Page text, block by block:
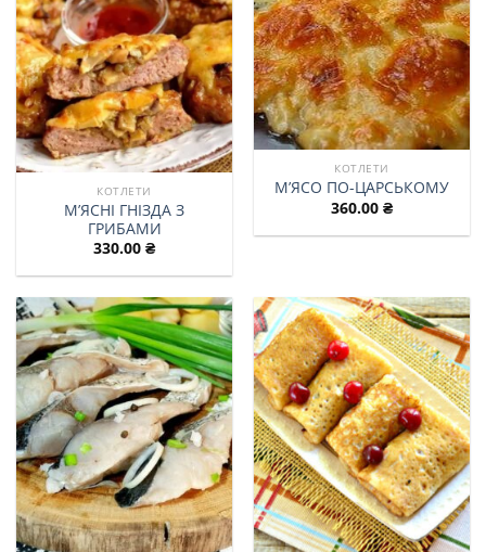
КОТЛЕТИ
М’ЯСНІ ГНІЗДА З
ГРИБАМИ
330.00 ₴
КОТЛЕТИ
М’ЯСО ПО-ЦАРСЬКОМУ
360.00 ₴